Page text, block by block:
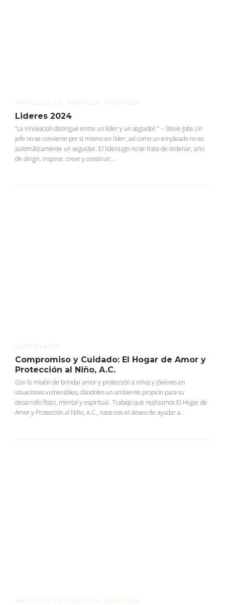
ARTÍCULO DE PORTADA PORTADA
Lideres 2024
“La innovación distingue entre un líder y un seguidor.” – Steve Jobs Un
jefe no se convierte por sí mismo en líder, así como un empleado no es
automáticamente un seguidor. El liderazgo no se trata de ordenar, sino
de dirigir, inspirar, crear y construir;...
REPORTAJES
Compromiso y Cuidado: El Hogar de Amor y
Protección al Niño, A.C.
Con la misión de brindar amor y protección a niños y jóvenes en
situaciones vulnerables, dándoles un ambiente propicio para su
desarrollo físico, mental y espiritual. Trabajo que realizamos El Hogar de
Amor y Protección al Niño, A.C., nace con el deseo de ayudar a...
ARTÍCULO DE PORTADA PORTADA